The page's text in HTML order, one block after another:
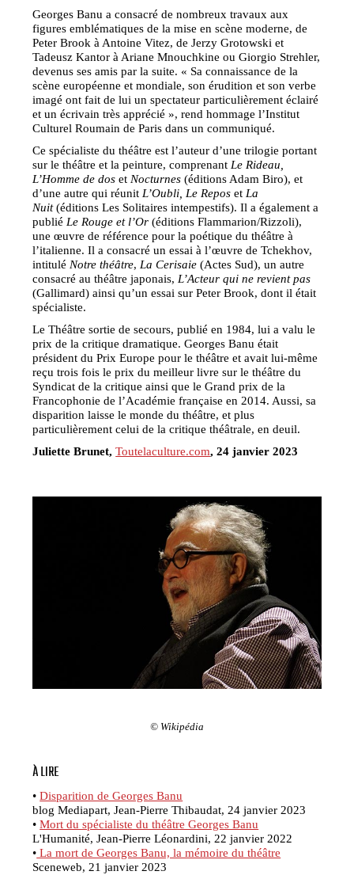
Georges Banu a consacré de nombreux travaux aux
figures emblématiques de la mise en scène moderne, de
Peter Brook à Antoine Vitez, de Jerzy Grotowski et
Tadeusz Kantor à Ariane Mnouchkine ou Giorgio Strehler,
devenus ses amis par la suite. « Sa connaissance de la
scène européenne et mondiale, son érudition et son verbe
imagé ont fait de lui un spectateur particulièrement éclairé
et un écrivain très apprécié », rend hommage l’Institut
Culturel Roumain de Paris dans un communiqué.
Ce spécialiste du théâtre est l’auteur d’une trilogie portant
sur le théâtre et la peinture, comprenant Le Rideau,
L’Homme de dos et Nocturnes (éditions Adam Biro), et
d’une autre qui réunit L’Oubli, Le Repos et La
Nuit(éditions Les Solitaires intempestifs). Il a également a
publié Le Rouge et l’Or (éditions Flammarion/Rizzoli),
une œuvre de référence pour la poétique du théâtre à
l’italienne. Il a consacré un essai à l’œuvre de Tchekhov,
intitulé Notre théâtre, La Cerisaie (Actes Sud), un autre
consacré au théâtre japonais, L’Acteur qui ne revient pas
(Gallimard) ainsi qu’un essai sur Peter Brook, dont il était
spécialiste.
Le Théâtre sortie de secours, publié en 1984, lui a valu le
prix de la critique dramatique. Georges Banu était
président du Prix Europe pour le théâtre et avait lui-même
reçu trois fois le prix du meilleur livre sur le théâtre du
Syndicat de la critique ainsi que le Grand prix de la
Francophonie de l’Académie française en 2014. Aussi, sa
disparition laisse le monde du théâtre, et plus
particulièrement celui de la critique théâtrale, en deuil.
Juliette Brunet,Toutelaculture.com, 24 janvier 2023
© Wikipédia
À LIRE
•Disparition de Georges Banu
blog Mediapart, Jean-Pierre Thibaudat, 24 janvier 2023
•Mort du spécialiste du théâtre Georges Banu
L'Humanité, Jean-Pierre Léonardini, 22 janvier 2022
• La mort de Georges Banu, la mémoire du théâtre
Sceneweb, 21 janvier 2023